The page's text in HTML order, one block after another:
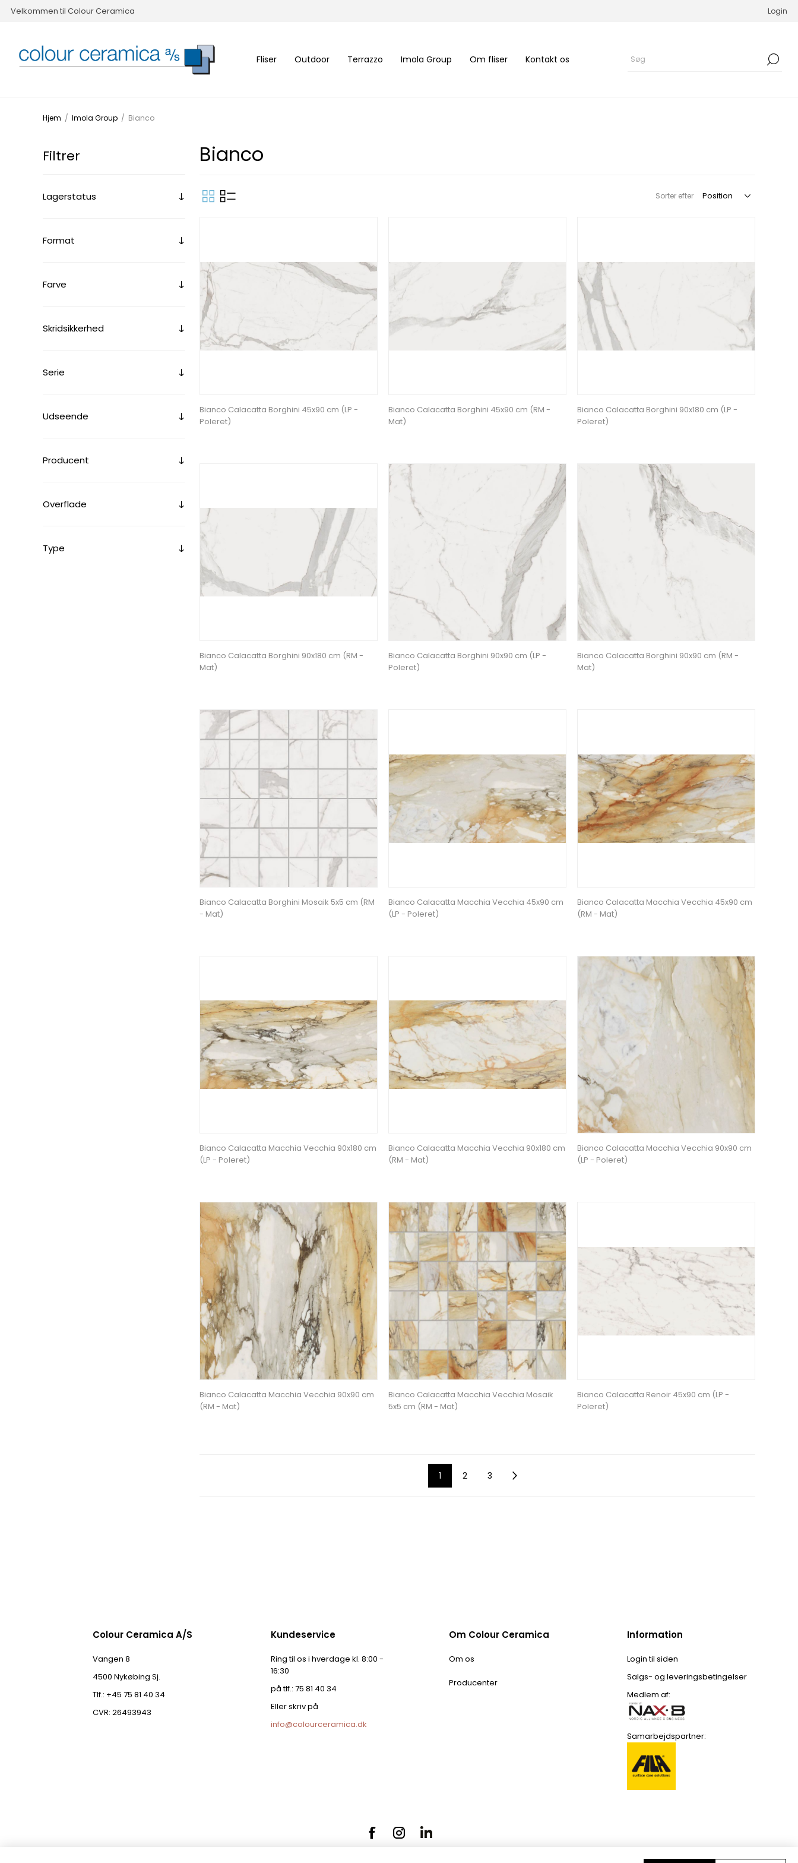
Velkommen til Colour Ceramica Login
Fliser Outdoor Terrazzo Imola Group Om fliser Kontakt os
Hjem / Imola Group / Bianco
Filtrer
Lagerstatus
Format
Farve
Skridsikkerhed
Serie
Udseende
Producent
Overflade
Type
Bianco
Sorter efter
Bianco Calacatta Borghini 45x90 cm (LP -
Poleret)
Bianco Calacatta Borghini 45x90 cm (RM -
Mat)
Bianco Calacatta Borghini 90x180 cm (LP -
Poleret)
Bianco Calacatta Borghini 90x180 cm (RM -
Mat)
Bianco Calacatta Borghini 90x90 cm (LP -
Poleret)
Bianco Calacatta Borghini 90x90 cm (RM -
Mat)
Bianco Calacatta Borghini Mosaik 5x5 cm (RM
- Mat)
Bianco Calacatta Macchia Vecchia 45x90 cm
(LP - Poleret)
Bianco Calacatta Macchia Vecchia 45x90 cm
(RM - Mat)
Bianco Calacatta Macchia Vecchia 90x180 cm
(LP - Poleret)
Bianco Calacatta Macchia Vecchia 90x180 cm
(RM - Mat)
Bianco Calacatta Macchia Vecchia 90x90 cm
(LP - Poleret)
Bianco Calacatta Macchia Vecchia 90x90 cm
(RM - Mat)
Bianco Calacatta Macchia Vecchia Mosaik
5x5 cm (RM - Mat)
Bianco Calacatta Renoir 45x90 cm (LP -
Poleret)
1 2 3
Colour Ceramica A/S
Vangen 8
4500 Nykøbing Sj.
Tlf.: +45 75 81 40 34
CVR: 26493943
Kundeservice
Ring til os i hverdage kl. 8:00 -
16:30
på tlf.: 75 81 40 34
Eller skriv på
info@colourceramica.dk
Om Colour Ceramica
Om os
Producenter
Information
Login til siden
Salgs- og leveringsbetingelser
Medlem af:
Samarbejdspartner: